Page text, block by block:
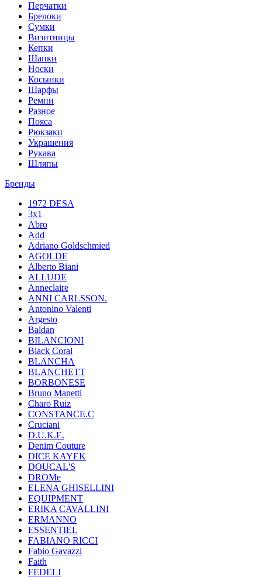
Перчатки
Брелоки
Сумки
Визитницы
Кепки
Шапки
Носки
Косынки
Шарфы
Ремни
Разное
Пояса
Рюкзаки
Украшения
Рукава
Шляпы
Бренды
1972 DESA
3x1
Abro
Add
Adriano Goldschmied
AGOLDE
Alberto Biani
ALLUDE
Anneclaire
ANNI CARLSSON.
Antonino Valenti
Argesto
Baldan
BILANCIONI
Black Coral
BLANCHA
BLANCHETT
BORBONESE
Bruno Manetti
Charo Ruiz
CONSTANCE.C
Cruciani
D.U.K.E.
Denim Couture
DICE KAYEK
DOUCAL'S
DROMe
ELENA GHISELLINI
EQUIPMENT
ERIKA CAVALLINI
ERMANNO
ESSENTIEL
FABIANO RICCI
Fabio Gavazzi
Faith
FEDELI